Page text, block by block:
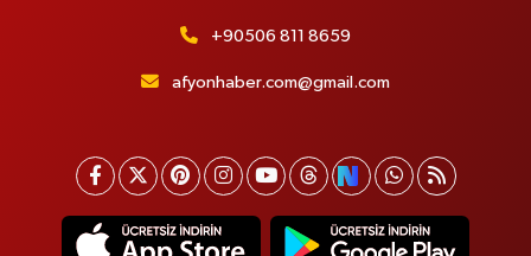
+90506 811 8659
afyonhaber.com@gmail.com